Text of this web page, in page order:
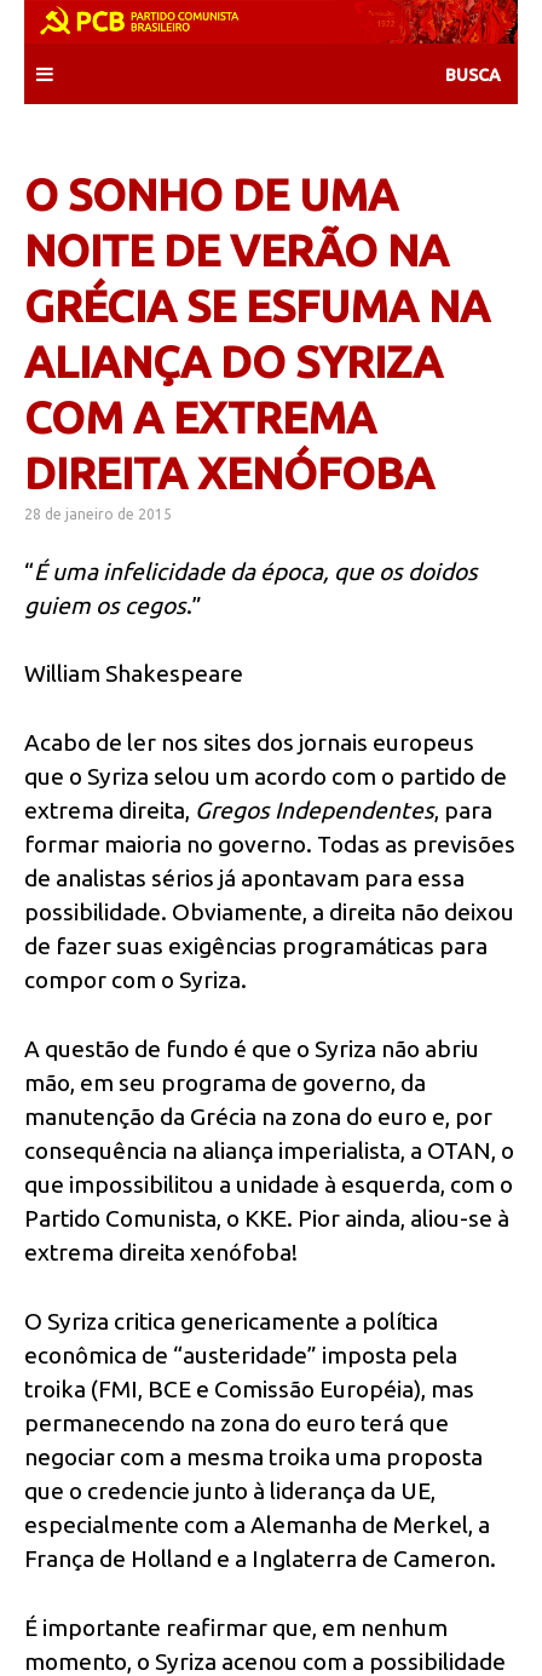
content
O SONHO DE UMA
NOITE DE VERÃO NA
GRÉCIA SE ESFUMA NA
ALIANÇA DO SYRIZA
COM A EXTREMA
DIREITA XENÓFOBA
28 de janeiro de 2015
“É uma infelicidade da época, que os doidos
guiem os cegos.”
William Shakespeare
Acabo de ler nos sites dos jornais europeus
que o Syriza selou um acordo com o partido de
extrema direita, Gregos Independentes, para
formar maioria no governo. Todas as previsões
de analistas sérios já apontavam para essa
possibilidade. Obviamente, a direita não deixou
de fazer suas exigências programáticas para
compor com o Syriza.
A questão de fundo é que o Syriza não abriu
mão, em seu programa de governo, da
manutenção da Grécia na zona do euro e, por
consequência na aliança imperialista, a OTAN, o
que impossibilitou a unidade à esquerda, com o
Partido Comunista, o KKE. Pior ainda, aliou-se à
extrema direita xenófoba!
O Syriza critica genericamente a política
econômica de “austeridade” imposta pela
troika (FMI, BCE e Comissão Européia), mas
permanecendo na zona do euro terá que
negociar com a mesma troika uma proposta
que o credencie junto à liderança da UE,
especialmente com a Alemanha de Merkel, a
França de Holland e a Inglaterra de Cameron.
É importante reafirmar que, em nenhum
momento, o Syriza acenou com a possibilidade